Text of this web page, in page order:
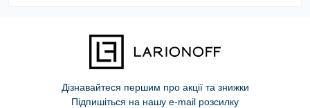
Дізнавайтеся першим про акції та знижки
Підпишіться на нашу e-mail розсилку